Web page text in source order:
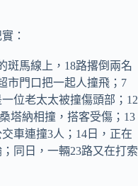
：
馬線上，18路撂倒兩名
市門口把一起人撞飛；7
位老太太被撞傷頭部；12
塔納相撞，搭客受傷；13
車連撞3人；14日，正在
同日，一輛23路又在打索